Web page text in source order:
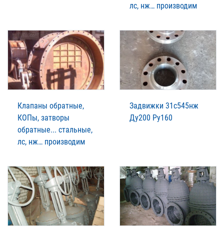
лс, нж… производим
Клапаны обратные,
КОПы, затворы
обратные... стальные,
лс, нж… производим
Задвижки 31с545нж
Ду200 Ру160